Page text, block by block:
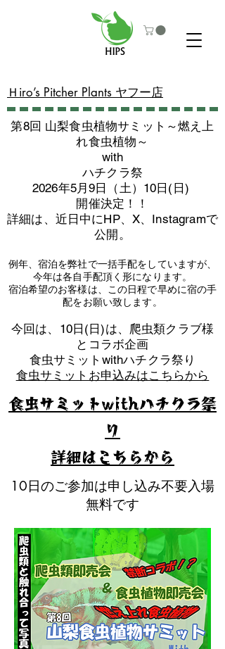
​Ｈiro’s Pitcher Plants ヤフー店
第8回 山梨食虫植物サミット～燃え上
れ食虫植物～
with
​ハチクラ祭
2026年5月9日（土）10日(日)
​開催決定！！
詳細は、近日中にHP、X、Instagramで
公開。
例年、宿泊を弊社で一括手配をしていますが、
今年は各自手配頂く形になります。
​宿泊希望のお客様は、この日程で早めに宿の手
配をお願い致します。
​今回は、10日(日)は、爬虫類クラブ様
とコラボ企画
​食虫サミットwithハチクラ祭り
食虫サミットお申込みはこちらから
10日のご参加は申し込み不要入場
無料です
食虫サミットwithハチクラ祭
り
​詳細はこちらから